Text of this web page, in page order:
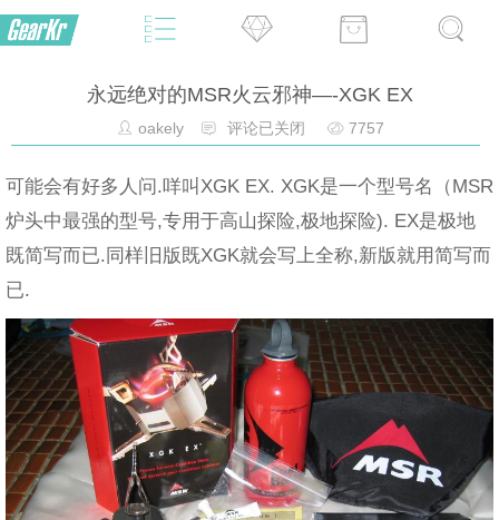
永远绝对的MSR火云邪神—-XGK EX
oakely 评论已关闭 7757
可能会有好多人问.咩叫XGK EX. XGK是一个型号名（MSR
炉头中最强的型号,专用于高山探险,极地探险). EX是极地
既简写而已.同样旧版既XGK就会写上全称,新版就用简写而
已.